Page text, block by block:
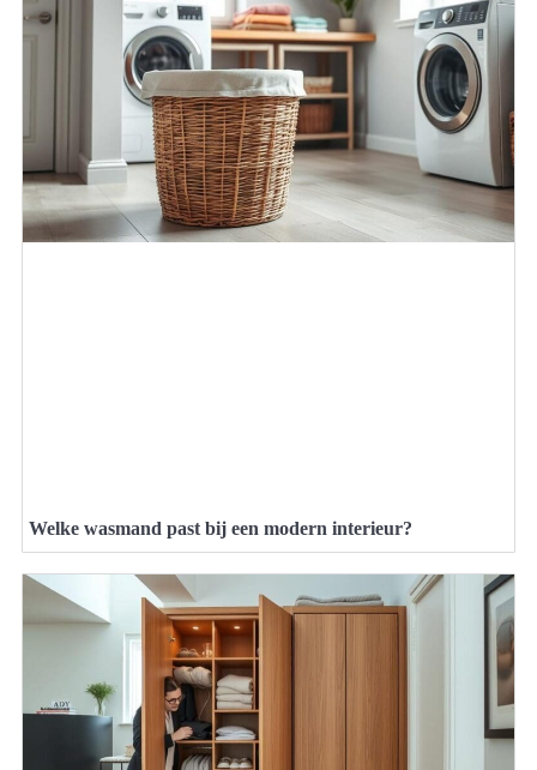
Welke wasmand past bij een modern interieur?